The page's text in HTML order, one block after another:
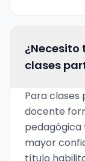
clases
Para clases
docente
mayor